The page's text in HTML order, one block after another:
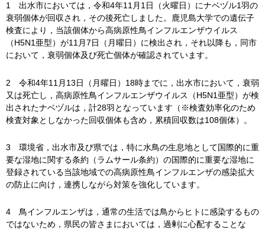
1 出水市においては，令和4年11月1日（火曜日）にナベヅル1羽の
衰弱個体が回収され，その後死亡しました。鹿児島大学での遺伝子
検査により，当該個体から高病原性鳥インフルエンザウイルス
（H5N1亜型）が11月7日（月曜日）に検出され，それ以降も，同市
において，衰弱個体及び死亡個体が確認されています。
2 令和4年11月13日（月曜日）18時までに，出水市において，衰弱
又は死亡し，高病原性鳥インフルエンザウイルス（H5N1亜型）が検
出されたナベヅルは，計28羽となっています（※検査効率化のため
検査対象としなかった回収個体も含め，累積回収数は108個体）。
3 環境省，出水市及び県では，特に水鳥の生息地として国際的に重
要な湿地に関する条約（ラムサール条約）の国際的に重要な湿地に
登録されている当該地域での高病原性鳥インフルエンザの感染拡大
の防止に向け，連携しながら対策を強化しています。
4 鳥インフルエンザは，通常の生活では鳥からヒトに感染するもの
ではないため，県民の皆さまにおいては，過剰に心配することな